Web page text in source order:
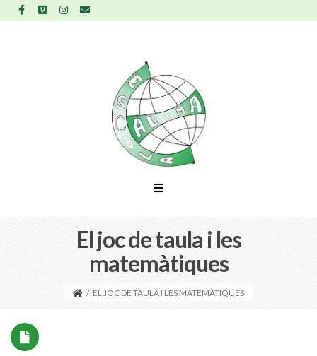
El joc de taula i les
matemàtiques
/ EL JOC DE TAULA I LES MATEMÀTIQUES